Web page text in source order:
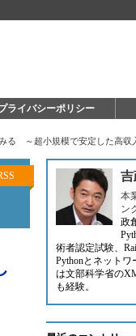
ライバシーポリシー
る ～超小規模で安定した高収
吉
本
ン
政
術者認定試験、
Pythonとネット
は文部科学省の
も経験。